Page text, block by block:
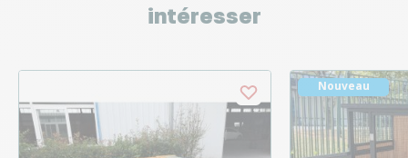
intéresser
Nouveau